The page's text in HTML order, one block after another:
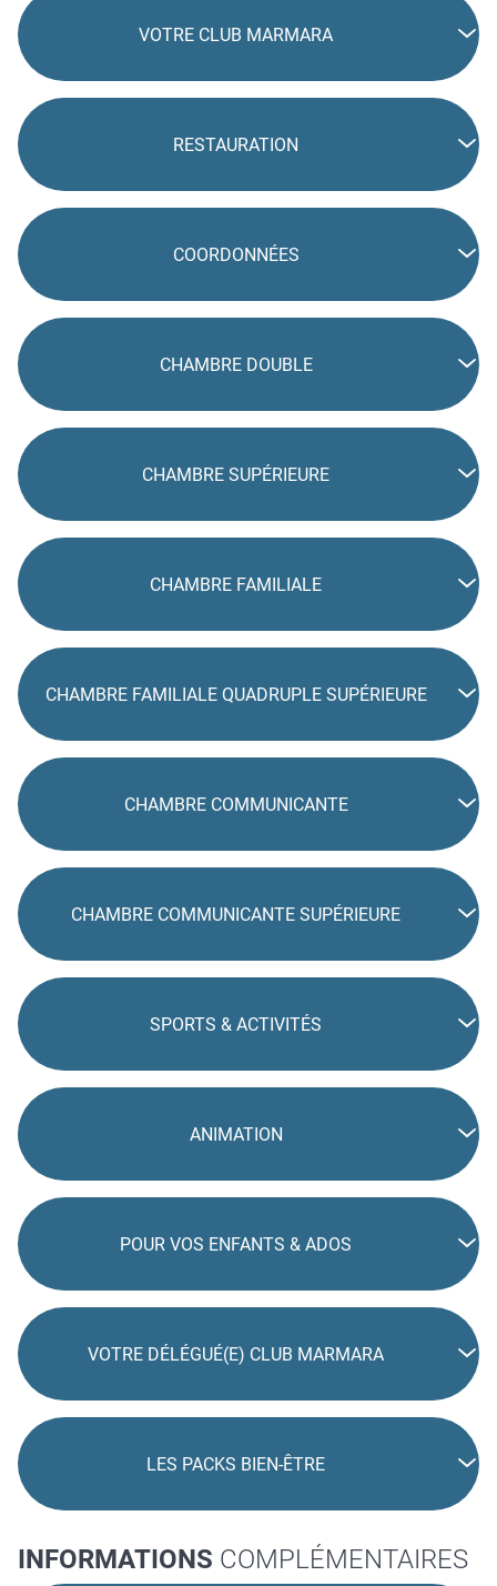
VOTRE CLUB MARMARA
RESTAURATION
COORDONNÉES
CHAMBRE DOUBLE
CHAMBRE SUPÉRIEURE
CHAMBRE FAMILIALE
CHAMBRE FAMILIALE QUADRUPLE SUPÉRIEURE
CHAMBRE COMMUNICANTE
CHAMBRE COMMUNICANTE SUPÉRIEURE
SPORTS & ACTIVITÉS
ANIMATION
POUR VOS ENFANTS & ADOS
VOTRE DÉLÉGUÉ(E) CLUB MARMARA
LES PACKS BIEN-ÊTRE
INFORMATIONS COMPLÉMENTAIRES